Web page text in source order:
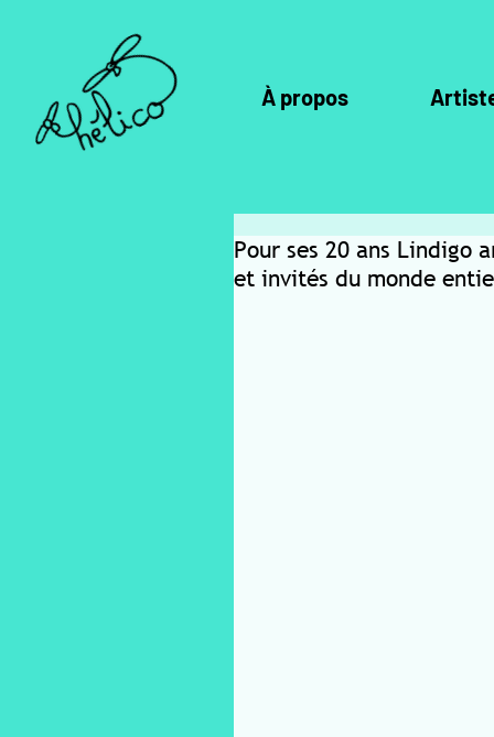
À propos
Pour ses 20 ans Lindigo
et invités du monde